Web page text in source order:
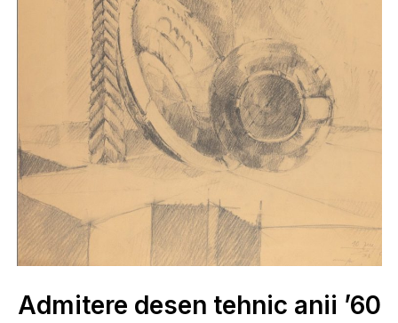
Admitere desen tehnic anii ’60